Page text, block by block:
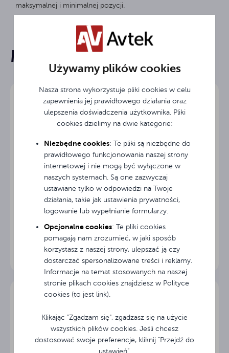
Używamy plików cookies
Nasza strona wykorzystuje pliki cookies w celu
zapewnienia jej prawidłowego działania oraz
ulepszenia doświadczenia użytkownika. Pliki
cookies dzielimy na dwie kategorie:
Niezbędne cookies: Te pliki są niezbędne do
prawidłowego funkcjonowania naszej strony
internetowej i nie mogą być wyłączone w
naszych systemach. Są one zazwyczaj
ustawiane tylko w odpowiedzi na Twoje
działania, takie jak ustawienia prywatności,
logowanie lub wypełnianie formularzy.
Opcjonalne cookies: Te pliki cookies
pomagają nam zrozumieć, w jaki sposób
korzystasz z naszej strony, ulepszać ją czy
dostarczać spersonalizowane treści i reklamy.
Informacje na temat stosowanych na naszej
stronie plikach cookies znajdziesz w Polityce
cookies (to jest link).
Klikając "Zgadzam się", zgadzasz się na użycie
wszystkich plików cookies. Jeśli chcesz
dostosować swoje preferencje, kliknij "Przejdź do
ustawień".
maksymalnej i minimalnej pozycji.
Standard VESA
Maksymalne
obciążenie
Rekomendowany
≥ 50 "
Kolor czarny
Gwarancja (lata) 3
Mogą Cię zainteresować